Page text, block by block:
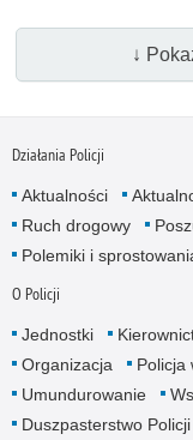
↓
Działania Policji
Aktualności
Ruch drogowy
Polemiki i
O Policji
Jednostki
Organizacja
Policja
Umundurowanie
Duszpasterstwo